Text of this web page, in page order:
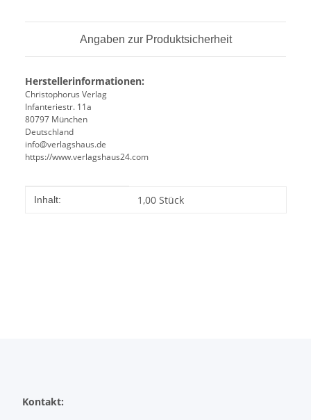
Angaben zur Produktsicherheit
Herstellerinformationen:
Christophorus Verlag
Infanteriestr. 11a
80797 München
Deutschland
info@verlagshaus.de
https://www.verlagshaus24.com
Produkteigenschaft
Wert
Inhalt: 1,00 Stück
Kontakt: